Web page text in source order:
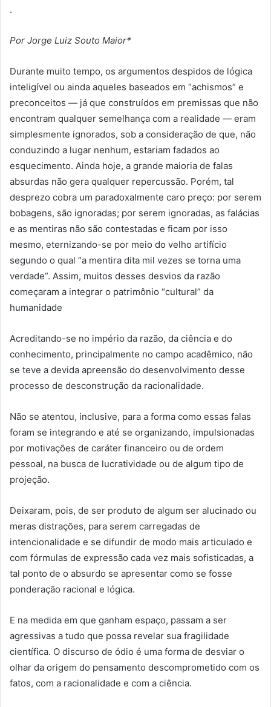
.
Por Jorge Luiz Souto Maior*
Durante muito tempo, os argumentos despidos de lógica
inteligível ou ainda aqueles baseados em “achismos” e
preconceitos — já que construídos em premissas que não
encontram qualquer semelhança com a realidade — eram
simplesmente ignorados, sob a consideração de que, não
conduzindo a lugar nenhum, estariam fadados ao
esquecimento. Ainda hoje, a grande maioria de falas
absurdas não gera qualquer repercussão. Porém, tal
desprezo cobra um paradoxalmente caro preço: por serem
bobagens, são ignoradas; por serem ignoradas, as falácias
e as mentiras não são contestadas e ficam por isso
mesmo, eternizando-se por meio do velho artifício
segundo o qual “a mentira dita mil vezes se torna uma
verdade”. Assim, muitos desses desvios da razão
começaram a integrar o patrimônio “cultural” da
humanidade
Acreditando-se no império da razão, da ciência e do
conhecimento, principalmente no campo acadêmico, não
se teve a devida apreensão do desenvolvimento desse
processo de desconstrução da racionalidade.
Não se atentou, inclusive, para a forma como essas falas
foram se integrando e até se organizando, impulsionadas
por motivações de caráter financeiro ou de ordem
pessoal, na busca de lucratividade ou de algum tipo de
projeção.
Deixaram, pois, de ser produto de algum ser alucinado ou
meras distrações, para serem carregadas de
intencionalidade e se difundir de modo mais articulado e
com fórmulas de expressão cada vez mais sofisticadas, a
tal ponto de o absurdo se apresentar como se fosse
ponderação racional e lógica.
E na medida em que ganham espaço, passam a ser
agressivas a tudo que possa revelar sua fragilidade
científica. O discurso de ódio é uma forma de desviar o
olhar da origem do pensamento descomprometido com os
fatos, com a racionalidade e com a ciência.